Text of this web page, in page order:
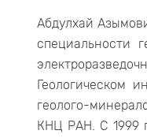
Абдулхай
специальности
Геологическом
геолого-
КНЦ РАН. С 1999